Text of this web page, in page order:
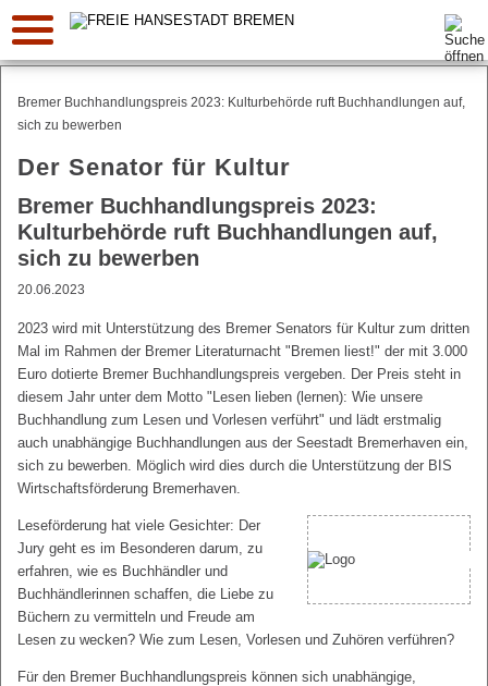
Suche:
Bremer Buchhandlungspreis 2023: Kulturbehörde ruft Buchhandlungen auf,
sich zu bewerben
Der Senator für Kultur
Bremer Buchhandlungspreis 2023:
Kulturbehörde ruft Buchhandlungen auf,
sich zu bewerben
20.06.2023
2023 wird mit Unterstützung des Bremer Senators für Kultur zum dritten
Mal im Rahmen der Bremer Literaturnacht "Bremen liest!" der mit 3.000
Euro dotierte Bremer Buchhandlungspreis vergeben. Der Preis steht in
diesem Jahr unter dem Motto "Lesen lieben (lernen): Wie unsere
Buchhandlung zum Lesen und Vorlesen verführt" und lädt erstmalig
auch unabhängige Buchhandlungen aus der Seestadt Bremerhaven ein,
sich zu bewerben. Möglich wird dies durch die Unterstützung der BIS
Wirtschaftsförderung Bremerhaven.
Leseförderung hat viele Gesichter: Der
Jury geht es im Besonderen darum, zu
erfahren, wie es Buchhändler und
Buchhändlerinnen schaffen, die Liebe zu
Büchern zu vermitteln und Freude am
Lesen zu wecken? Wie zum Lesen, Vorlesen und Zuhören verführen?
Für den Bremer Buchhandlungspreis können sich unabhängige,